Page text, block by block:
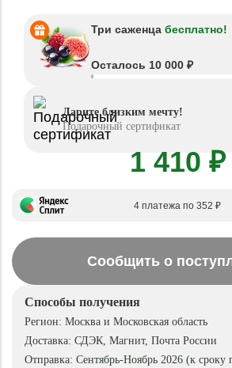
Три саженца бесплатно!
Осталось 10 000 ₽
Дарите близким мечту!
Подарочный сертификат
1 410 ₽
4 платежа по 352 ₽
Сообщить о
Способы получения
Регион: Москва и Московская область
Доставка: СДЭК, Магнит, Почта России
Отправка: Сентябрь-Ноябрь 2026 (к сроку